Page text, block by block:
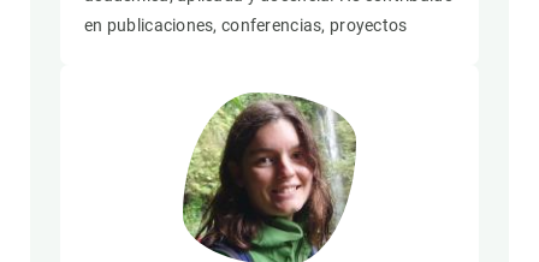
en publicaciones, conferencias, proyectos